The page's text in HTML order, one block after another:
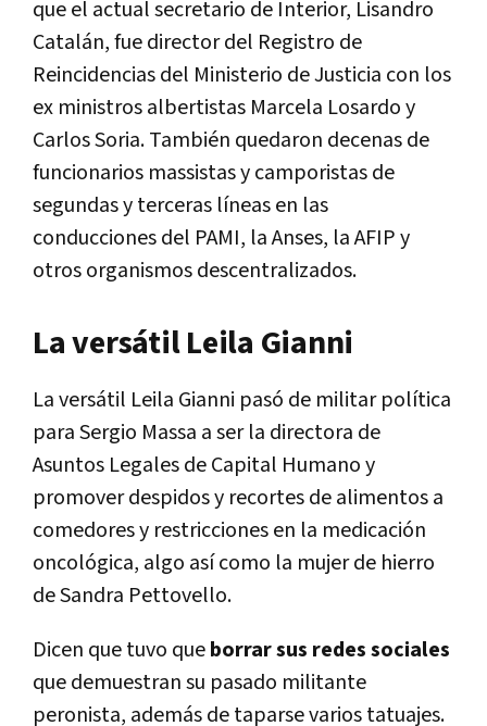
que el actual secretario de Interior, Lisandro
Catalán, fue director del Registro de
Reincidencias del Ministerio de Justicia con los
ex ministros albertistas Marcela Losardo y
Carlos Soria. También quedaron decenas de
funcionarios massistas y camporistas de
segundas y terceras líneas en las
conducciones del PAMI, la Anses, la AFIP y
otros organismos descentralizados.
La versátil Leila Gianni
La versátil Leila Gianni pasó de militar política
para Sergio Massa a ser la directora de
Asuntos Legales de Capital Humano y
promover despidos y recortes de alimentos a
comedores y restricciones en la medicación
oncológica, algo así como la mujer de hierro
de Sandra Pettovello.
Dicen que tuvo queborrar sus redes sociales
que demuestran su pasado militante
peronista, además de taparse varios tatuajes.